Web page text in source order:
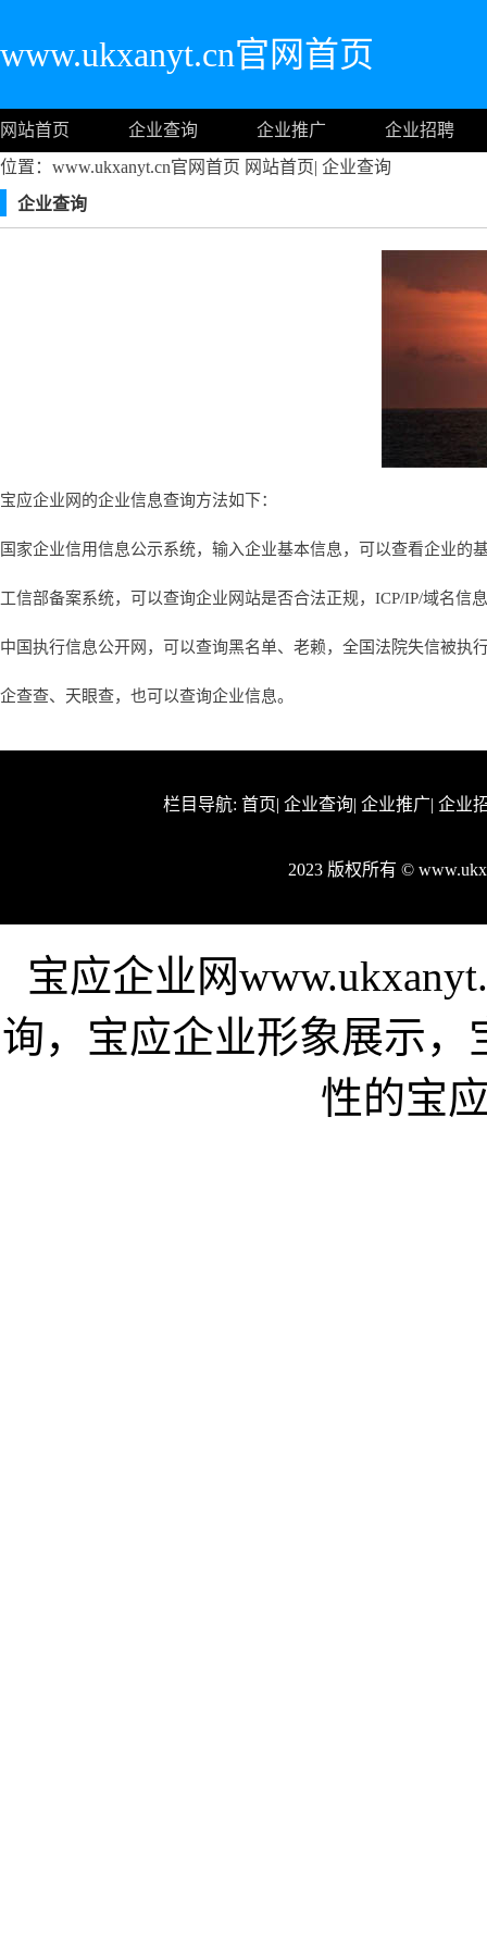
www.ukxanyt.cn官网首页
网站首页 企业查询 企业推广
企业招聘
位置：www.ukxanyt.cn官网首页 网站首页| 企业查询
企业查询
宝应企业网的企业信息查询方法如下：
国家企业信用信息公示系统，输入企业基本信息，可以查看企业的
工信部备案系统，可以查询企业网站是否合法正规，ICP/IP/域名信
中国执行信息公开网，可以查询黑名单、老赖，全国法院失信被执
企查查、天眼查，也可以查询企业信息。
栏目导航: 首页| 企业查询| 企业推广| 企业
2023 版权所有 ©
宝应企业网
询，宝应企业形象展示
性的宝